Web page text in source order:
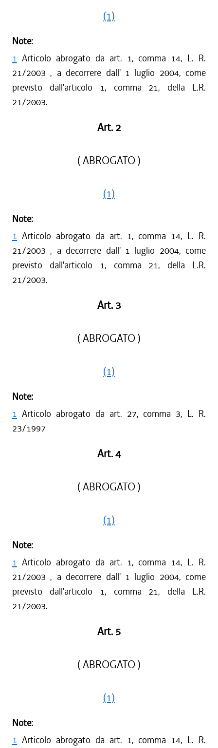
(1)
Note:
1 Articolo abrogato da art. 1, comma 14, L. R.
21/2003 , a decorrere dall' 1 luglio 2004, come
previsto dall'articolo 1, comma 21, della L.R.
21/2003.
Art. 2
( ABROGATO )
(1)
Note:
1 Articolo abrogato da art. 1, comma 14, L. R.
21/2003 , a decorrere dall' 1 luglio 2004, come
previsto dall'articolo 1, comma 21, della L.R.
21/2003.
Art. 3
( ABROGATO )
(1)
Note:
1 Articolo abrogato da art. 27, comma 3, L. R.
23/1997
Art. 4
( ABROGATO )
(1)
Note:
1 Articolo abrogato da art. 1, comma 14, L. R.
21/2003 , a decorrere dall' 1 luglio 2004, come
previsto dall'articolo 1, comma 21, della L.R.
21/2003.
Art. 5
( ABROGATO )
(1)
Note:
1 Articolo abrogato da art. 1, comma 14, L. R.